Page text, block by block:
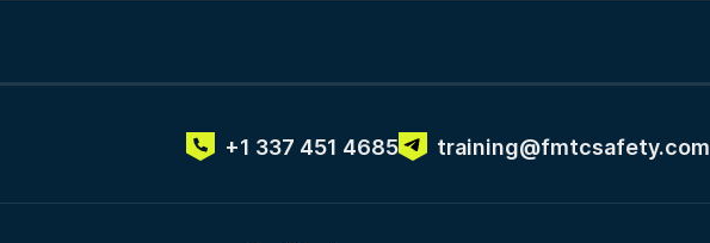
+1 337 451 4685 training@fmtcsafety.com